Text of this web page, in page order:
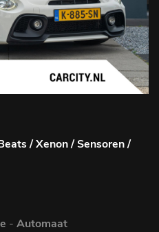
/ Xenon / Sensoren /
- Automaat